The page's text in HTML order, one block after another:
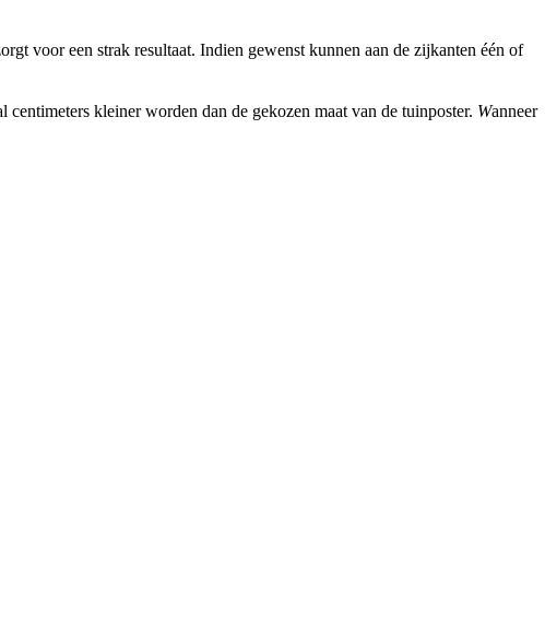
voor een strak resultaat. Indien gewenst kunnen aan de zijkanten één of
centimeters kleiner worden dan de gekozen maat van de tuinposter. Wanneer